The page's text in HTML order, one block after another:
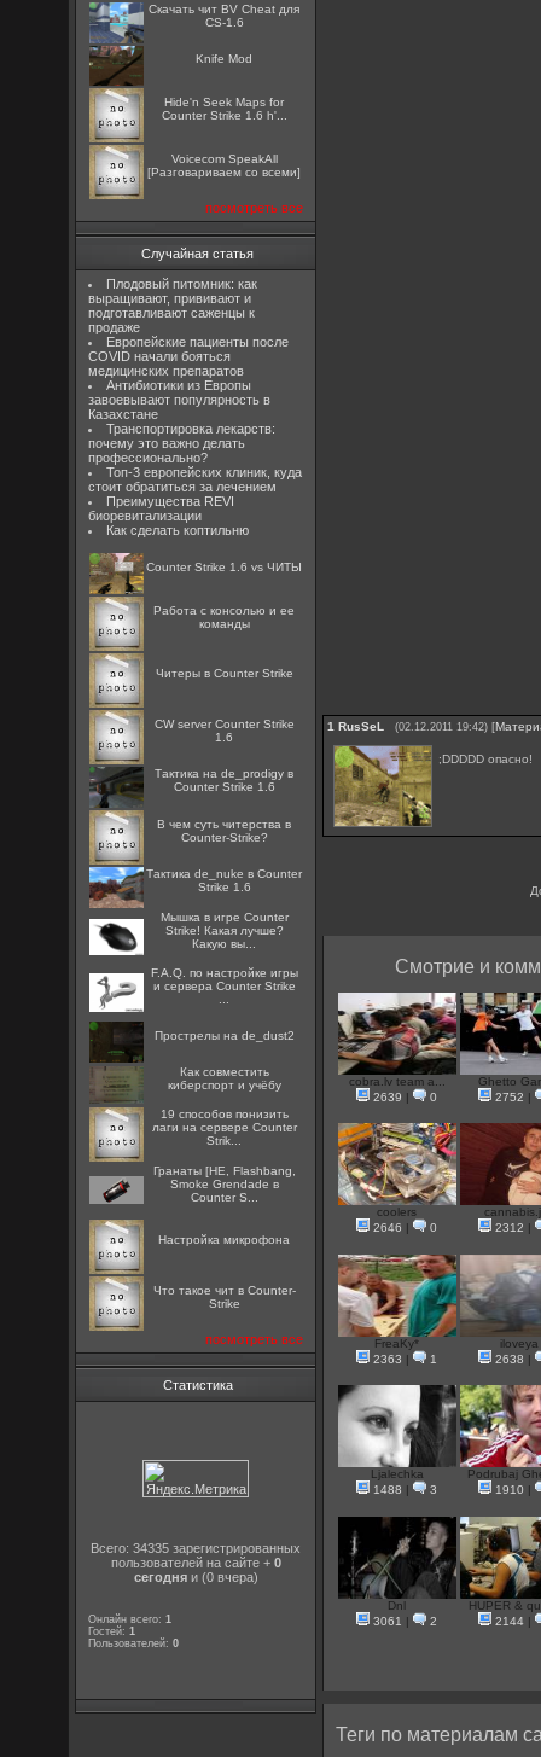
Скачать чит BV Cheat для
CS-1.6
Knife Mod
Hide'n Seek Maps for
Counter Strike 1.6 h'...
Voicecom SpeakAll
[Разговариваем со всеми]
посмотреть все
Случайная статья
Плодовый питомник: как
выращивают, прививают и
подготавливают саженцы к
продаже
Европейские пациенты после
COVID начали бояться
медицинских препаратов
Антибиотики из Европы
завоевывают популярность в
Казахстане
Транспортировка лекарств:
почему это важно делать
профессионально?
Топ-3 европейских клиник, куда
стоит обратиться за лечением
Преимущества REVI
биоревитализации
Как сделать коптильню
Counter Strike 1.6 vs ЧИТЫ
Работа с консолью и ее
команды
Читеры в Counter Strike
CW server Counter Strike
1.6
Тактика на de_prodigy в
Counter Strike 1.6
В чем суть читерства в
Counter-Strike?
Тактика de_nuke в Counter
Strike 1.6
Мышка в игре Counter
Strike! Какая лучше?
Какую вы...
F.A.Q. по настройке игры
и сервера Counter Strike
Прострелы на de_dust2
Как совместить
киберспорт и учёбу
19 способов понизить
лаги на сервере Counter
Strik...
Гранаты [HE, Flashbang,
Smoke Grendade в
Counter S...
Настройка микрофона
Что такое чит в Counter-
Strike
посмотреть все
Статистика
Всего: 34335 зарегистрированных
пользователей на сайте + 0
сегодняи (0 вчера)
Онлайн всего:1
Гостей:1
Пользователей:0
1 RusSeL (02.12.2011 19:42) [
;DDDDD опасно!
Смотрие и
cobra.lv team a...
2639
| 0
Ghetto
2752
|
coolers
2646
| 0
2312
|
FreaKy*
2363
| 1
iloveya
2638
|
Ljalechka
1488
| 3
Podrubaj
1910
|
Dnl
3061
| 2
HUPER &
2144 |
Теги по материалам